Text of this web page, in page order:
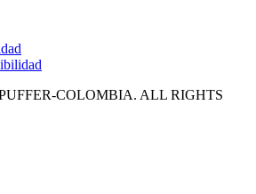
COLOMBIA. ALL RIGHTS